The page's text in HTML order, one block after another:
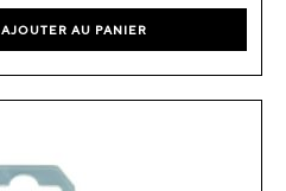
AJOUTER AU PANIER